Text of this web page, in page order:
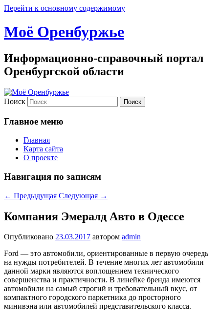
Перейти к основному содержимому
Моё Оренбуржье
Информационно-справочный портал
Оренбургской области
Поиск
Главное меню
Главная
Карта сайта
О проекте
Навигация по записям
← Предыдущая Следующая →
Компания Эмералд Авто в Одессе
Опубликовано 23.03.2017 автором admin
Ford — это автомобили, ориентированные в первую очередь
на нужды потребителей. В течение многих лет автомобили
данной марки являются воплощением технического
совершенства и практичности. В линейке бренда имеются
автомобили на самый строгий и требовательный вкус, от
компактного городского паркетника до просторного
минивэна или автомобилей представительского класса.